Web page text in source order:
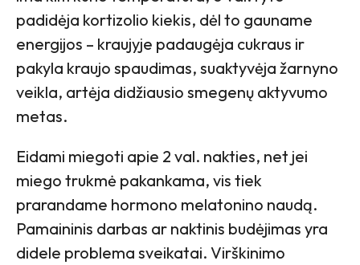
padidėja kortizolio kiekis, dėl to gauname
energijos – kraujyje padaugėja cukraus ir
pakyla kraujo spaudimas, suaktyvėja žarnyno
veikla, artėja didžiausio smegenų aktyvumo
metas.
Eidami miegoti apie 2 val. nakties, net jei
miego trukmė pakankama, vis tiek
prarandame hormono melatonino naudą.
Pamaininis darbas ar naktinis budėjimas yra
didele problema sveikatai. Virškinimo